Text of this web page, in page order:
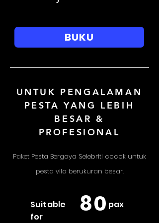
BUKU
UNTUK PENGALAMAN
PESTA YANG LEBIH
BESAR &
PROFESIONAL
Paket Pesta Bergaya Selebriti cocok untuk
pesta vila berukuran besar.
pax
80
Suitable
for